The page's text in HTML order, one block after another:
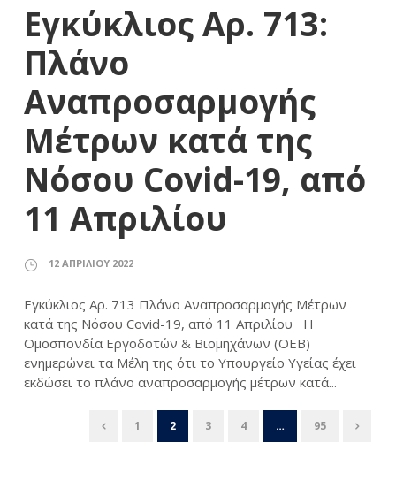
Εγκύκλιος Αρ. 713:
Πλάνο
Αναπροσαρμογής
Μέτρων κατά της
Νόσου Covid-19, από
11 Απριλίου
12 ΑΠΡΙΛΊΟΥ 2022
Εγκύκλιος Αρ. 713 Πλάνο Αναπροσαρμογής Μέτρων
κατά της Νόσου Covid-19, από 11 Απριλίου Η
Ομοσπονδία Εργοδοτών & Βιομηχάνων (ΟΕΒ)
ενημερώνει τα Mέλη της ότι το Υπουργείο Υγείας έχει
εκδώσει το πλάνο αναπροσαρμογής μέτρων κατά...
1 2 3 4 … 95